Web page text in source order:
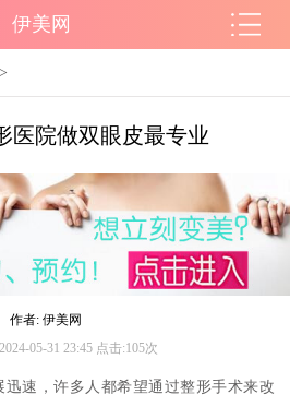
伊美网
>
医院做双眼皮最专业
作者: 伊美网
05-31 23:45 点击:105次
速，许多人都希望通过整形手术来改